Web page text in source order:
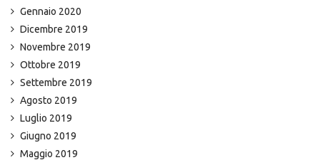
Gennaio 2020
Dicembre 2019
Novembre 2019
Ottobre 2019
Settembre 2019
Agosto 2019
Luglio 2019
Giugno 2019
Maggio 2019